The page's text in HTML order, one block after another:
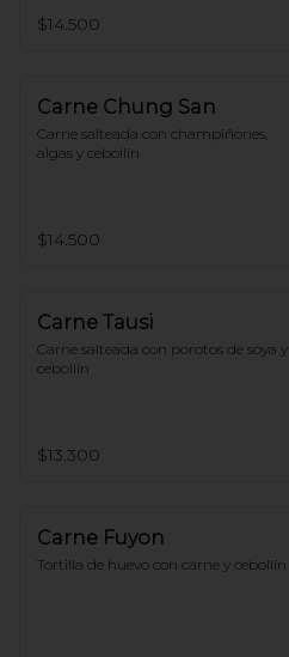
$14.500
Carne Chung San
Carne salteada con champiñones,
algas y cebollín
$14.500
Carne Tausi
Carne salteada con porotos de soya y
cebollín
$13.300
Carne Fuyon
Tortilla de huevo con carne y cebollín